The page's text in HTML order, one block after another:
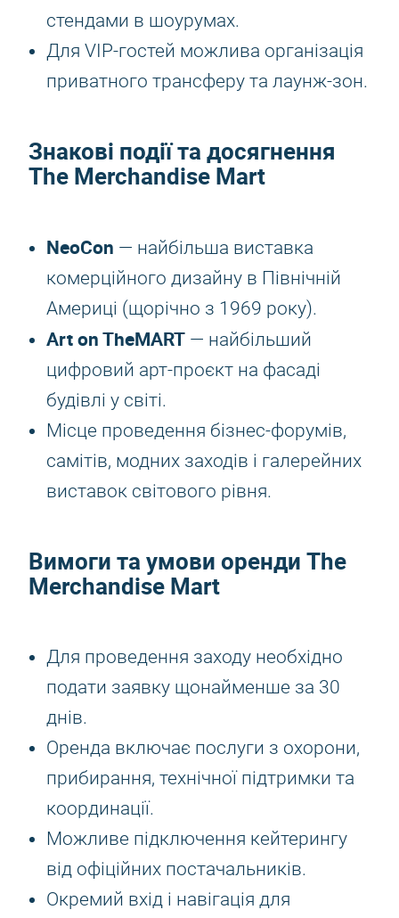
стендами в шоурумах.
Для VIP-гостей можлива організація
приватного трансферу та лаунж-зон.
Знакові події та досягнення
The Merchandise Mart
NeoCon — найбільша виставка
комерційного дизайну в Північній
Америці (щорічно з 1969 року).
Art on TheMART — найбільший
цифровий арт-проєкт на фасаді
будівлі у світі.
Місце проведення бізнес-форумів,
самітів, модних заходів і галерейних
виставок світового рівня.
Вимоги та умови оренди The
Merchandise Mart
Для проведення заходу необхідно
подати заявку щонайменше за 30
днів.
Оренда включає послуги з охорони,
прибирання, технічної підтримки та
координації.
Можливе підключення кейтерингу
від офіційних постачальників.
Окремий вхід і навігація для